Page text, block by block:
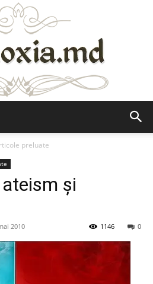
preluate
şi
2010 0
1146